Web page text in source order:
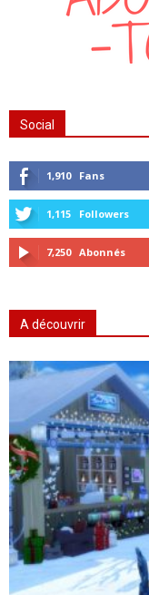
Social
1,910 Fans
1,115 Followers
7,250 Abonnés
A découvrir